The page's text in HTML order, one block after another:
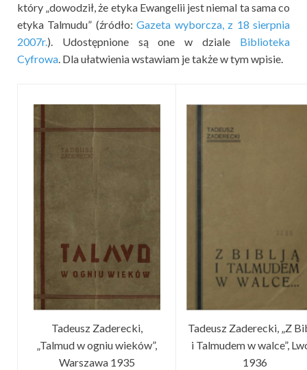
który „dowodził, że etyka Ewangelii jest niemal ta sama co
etyka Talmudu” (źródło:Gazeta wyborcza, z 18 sierpnia
2007r.). Udostępnione są one w dziale Biblioteka
Cyfrowa. Dla ułatwienia wstawiam je także w tym wpisie.
Tadeusz Zaderecki,
„Talmud w ogniu wieków”,
Warszawa 1935
Tadeusz Zaderecki, „Z
i Talmudem w walce”,
1936